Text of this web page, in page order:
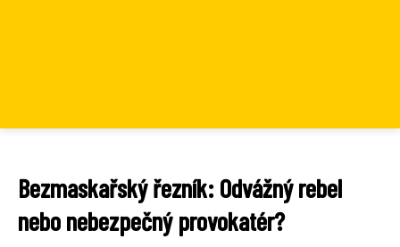
Bezmaskařský řezník: Odvážný rebel
nebo nebezpečný provokatér?